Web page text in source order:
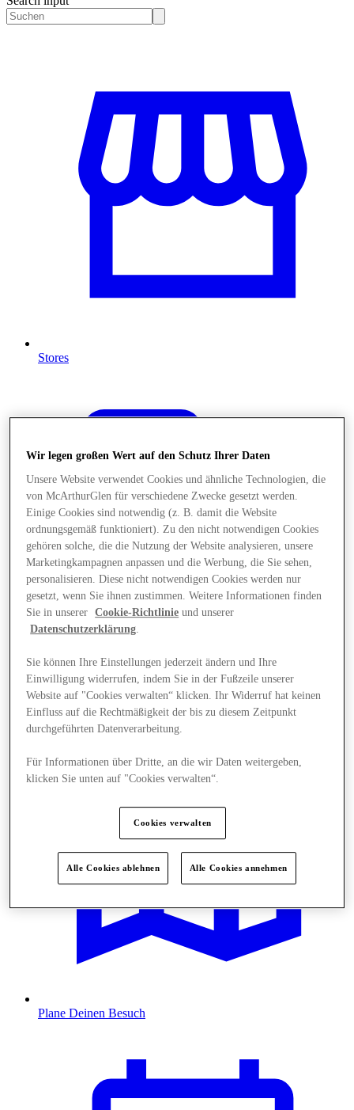
Stores
Angebote
Plane Deinen Besuch
Wir legen großen Wert auf den Schutz Ihrer Daten
Unsere Website verwendet Cookies und ähnliche Technologien, die
von McArthurGlen für verschiedene Zwecke gesetzt werden.
Einige Cookies sind notwendig (z. B. damit die Website
ordnungsgemäß funktioniert). Zu den nicht notwendigen Cookies
gehören solche, die die Nutzung der Website analysieren, unsere
Marketingkampagnen anpassen und die Werbung, die Sie sehen,
personalisieren. Diese nicht notwendigen Cookies werden nur
gesetzt, wenn Sie ihnen zustimmen. Weitere Informationen finden
Sie in unserer
Cookie-Richtlinie und unserer
Datenschutzerklärung
Sie können Ihre Einstellungen jederzeit ändern und Ihre
Einwilligung widerrufen, indem Sie in der Fußzeile unserer
Website auf "Cookies verwalten“ klicken. Ihr Widerruf hat keinen
Einfluss auf die Rechtmäßigkeit der bis zu diesem Zeitpunkt
durchgeführten Datenverarbeitung.
Für Informationen über Dritte, an die wir Daten weitergeben,
klicken Sie unten auf "Cookies verwalten“.
Cookies verwalten
Alle Cookies ablehnen Alle Cookies annehmen